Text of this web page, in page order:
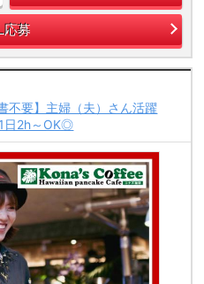
応募
要】主婦（夫）さん活躍
日2h～OK◎